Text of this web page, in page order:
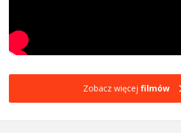
Zobacz więcej filmów